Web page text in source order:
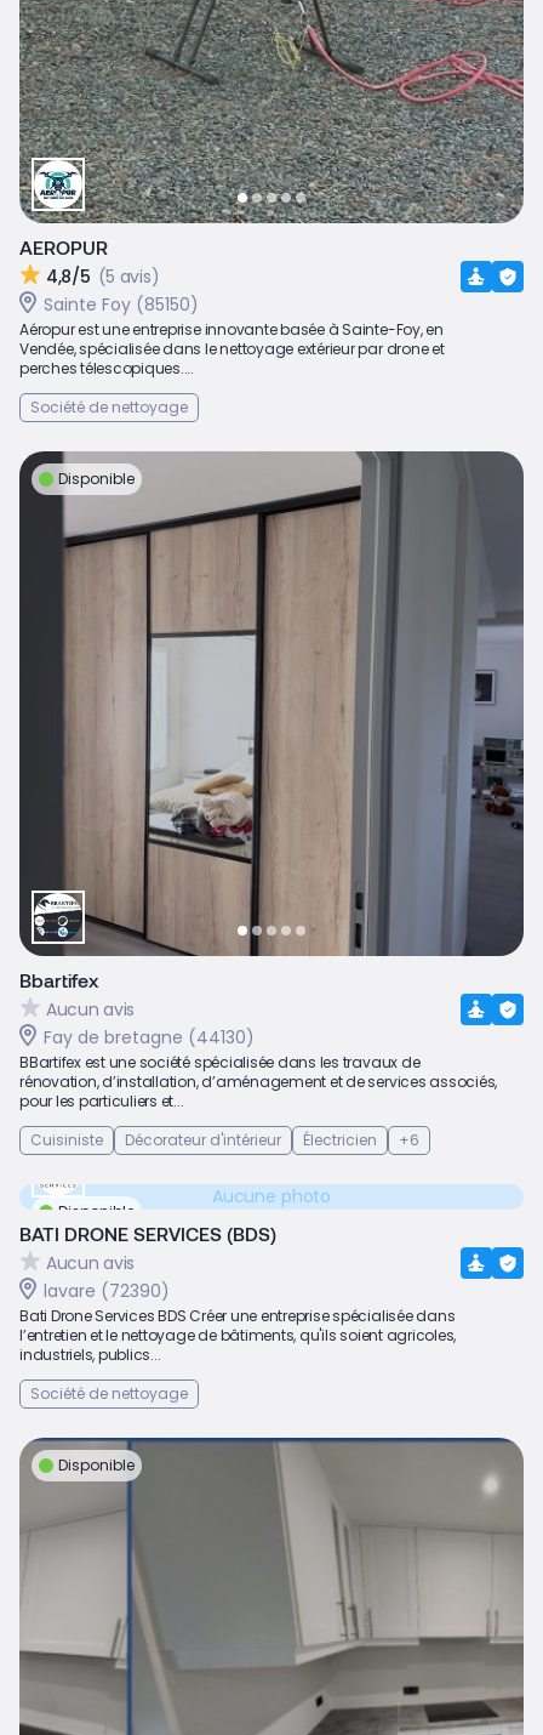
AEROPUR
4,8/5 (5 avis)
Sainte Foy (85150)
Aéropur est une entreprise innovante basée à Sainte-Foy, en
Vendée, spécialisée dans le nettoyage extérieur par drone et
perches télescopiques....
Société de nettoyage
Disponible
Bbartifex
Aucun avis
Fay de bretagne (44130)
BBartifex est une société spécialisée dans les travaux de
rénovation, d’installation, d’aménagement et de services associés,
pour les particuliers et...
Cuisiniste
Décorateur d'intérieur Électricien +6
Disponible
Aucune photo
BATI DRONE SERVICES (BDS)
Aucun avis
lavare (72390)
Bati Drone Services BDS Créer une entreprise spécialisée dans
l’entretien et le nettoyage de bâtiments, qu'ils soient agricoles,
industriels, publics...
Société de nettoyage
Disponible